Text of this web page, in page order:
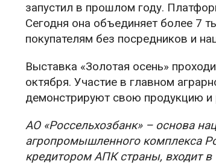
запустил в прошлом году.
Сегодня она объединяет более 7
покупателям без посредников и
Выставка «Золотая осень»
октября. Участие в главном
демонстрируют свою продукцию и
АО «Россельхозбанк» – основа
агропромышленного комплекса
кредитором АПК страны, входит